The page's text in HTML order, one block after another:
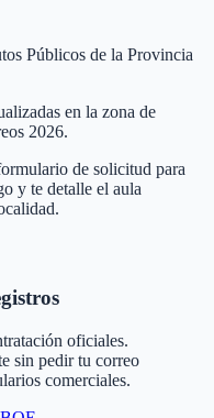
Públicos de la Provincia
en la zona de
2026.
de solicitud para
y te detalle el aula
oficiales.
sin pedir tu correo
comerciales.